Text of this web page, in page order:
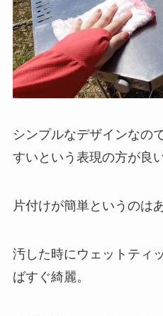
シンプルなデザインなの
すいという表現の方が良
片付けが簡単というのは
汚した時にウェットティ
ばすぐ綺麗。